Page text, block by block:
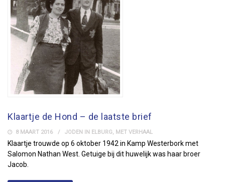
Klaartje de Hond – de laatste brief
8 MAART 2016 JODEN IN ELBURG, MET VERHAAL
Klaartje trouwde op 6 oktober 1942 in Kamp Westerbork met
Salomon Nathan West. Getuige bij dit huwelijk was haar broer
Jacob.